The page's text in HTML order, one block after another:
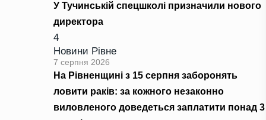
У Тучинській спецшколі призначили нового
директора
4
Новини Рівне
7 серпня 2026
На Рівненщині з 15 серпня заборонять
ловити раків: за кожного незаконно
виловленого доведеться заплатити понад 3